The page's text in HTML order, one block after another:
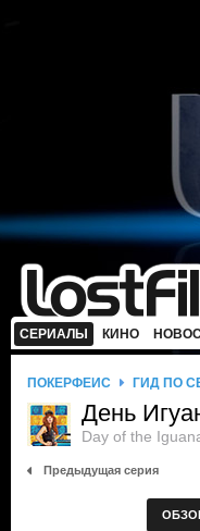
СЕРИАЛЫ КИНО
ПОКЕРФЕЙС ГИД ПО
День
Day of the
Предыдущая серия